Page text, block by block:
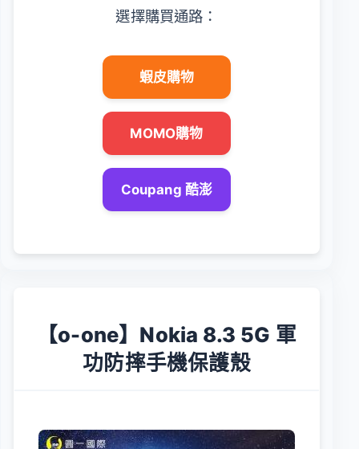
選擇購買通路：
蝦皮購物
MOMO購物
Coupang 酷澎
【o-one】Nokia 8.3 5G 軍
功防摔手機保護殼